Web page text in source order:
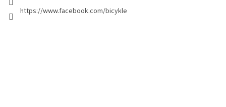
https://www.facebook.com/bicykle